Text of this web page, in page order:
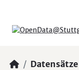
Datensätze